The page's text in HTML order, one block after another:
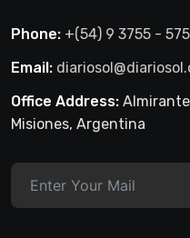
Phone: +(54) 9 3755 -
Email:
Office Address:
Misiones, Argentina